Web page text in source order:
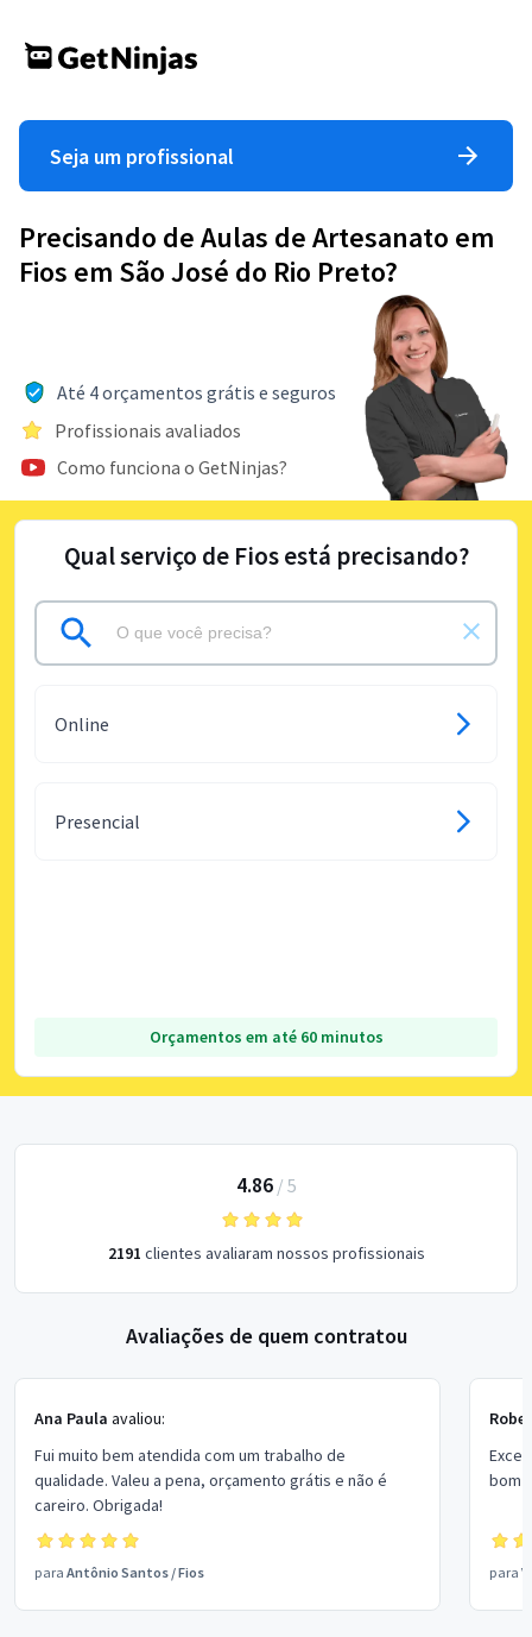
Seja um profissional
Precisando de Aulas de Artesanato em
Fios em São José do Rio Preto?
Até 4 orçamentos grátis e seguros
Profissionais avaliados
Como funciona o GetNinjas?
Qual serviço de Fios está precisando?
Online
Presencial
Orçamentos em até 60 minutos
4.86/ 5
2191 clientes avaliaram nossos profissionais
Avaliações de quem contratou
Ana Paula avaliou:
Fui muito bem atendida com um trabalho de
qualidade. Valeu a pena, orçamento grátis e não é
careiro. Obrigada!
para Antônio Santos /Fios
bom
para